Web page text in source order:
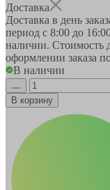
Доставка
Доставка в день
период с 8:00 до
наличии. Стоимость
оформлении заказа
В наличии
В корзину